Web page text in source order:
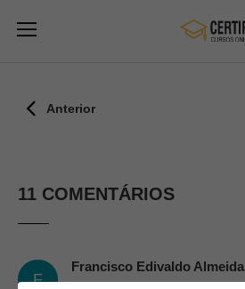
Anterior
11 COMENTÁRIOS
F
Francisco Edivaldo Almeida